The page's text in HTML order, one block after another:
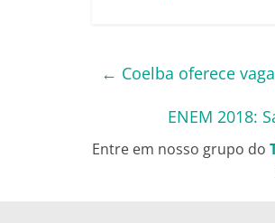
← Coelba oferece
ENEM 2018:
Entre em nosso grupo do